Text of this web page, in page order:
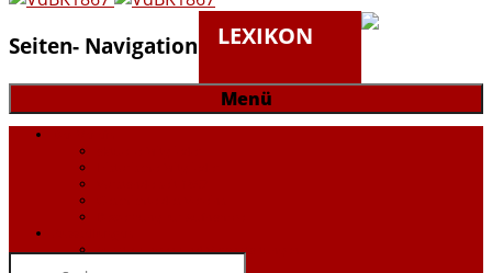
LEXIKON
Seiten- Navigation
Menü
Ausstellungen und Veranstaltungen